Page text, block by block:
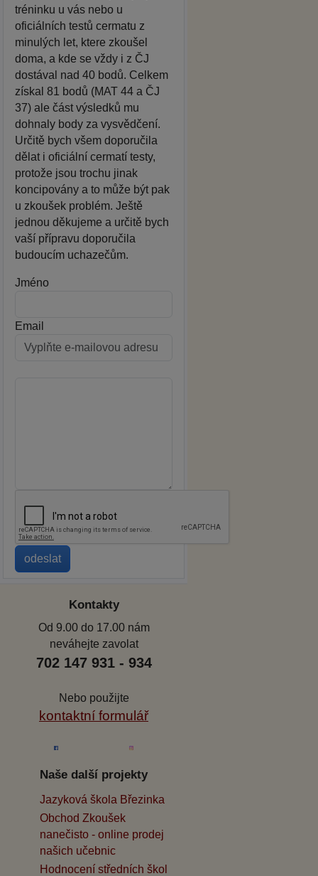
tréninku u vás nebo u
oficiálních testů cermatu z
minulých let, ktere zkoušel
doma, a kde se vždy i z ČJ
dostával nad 40 bodů. Celkem
získal 81 bodů (MAT 44 a ČJ
37) ale část výsledků mu
dohnaly body za vysvědčení.
Určitě bych všem doporučila
dělat i oficiální cermatí testy,
protože jsou trochu jinak
koncipovány a to může být pak
u zkoušek problém. Ještě
jednou děkujeme a určitě bych
vaší přípravu doporučila
budoucím uchazečům.
Jméno
Email
Kontakty
Od 9.00 do 17.00 nám
neváhejte zavolat
702 147 931 - 934
Nebo použijte
kontaktní formulář
Naše další projekty
Jazyková škola Březinka
Obchod Zkoušek
nanečisto - online prodej
našich učebnic
Hodnocení středních škol